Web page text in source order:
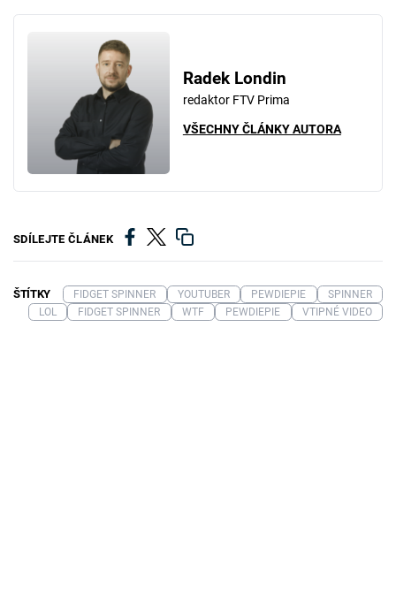
Radek Londin
redaktor FTV Prima
VŠECHNY ČLÁNKY AUTORA
SDÍLEJTE ČLÁNEK
ŠTÍTKY FIDGET SPINNER YOUTUBER PEWDIEPIE
SPINNER
LOL
FIDGET SPINNER WTF PEWDIEPIE VTIPNÉ VIDEO